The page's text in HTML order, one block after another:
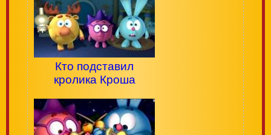
Кто подставил
кролика Кроша